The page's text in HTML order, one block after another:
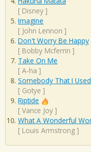
[ Disney ]
Imagine
[ John Lennon ]
Don't Worry Be Happy
[ Bobby Mcferrin ]
Take On Me
[ A-ha ]
Somebody That I
[ Gotye ]
Riptide
[ Vance Joy ]
What A Wonderful
[ Louis Armstrong ]